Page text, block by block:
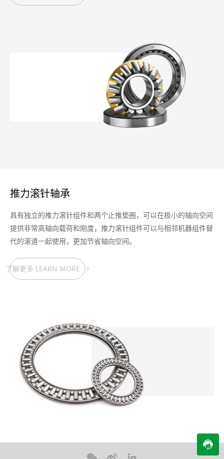
推力滚针轴承
具有独立的推力滚针组件和两个止推垫圈，可以在极小的轴向空间
提供非常高轴向载荷和刚度，推力滚针组件可以与相邻机器组件替
代的滚道一起使用，更加节省轴向空间。
了解更多 LEARN MORE